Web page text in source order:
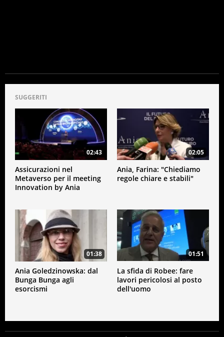
SUGGERITI
02:43
Assicurazioni nel
Metaverso per il meeting
Innovation by Ania
02:05
Ania, Farina: "Chiediamo
regole chiare e stabili"
01:38
Ania Goledzinowska: dal
Bunga Bunga agli
esorcismi
01:51
La sfida di Robee: fare
lavori pericolosi al posto
dell'uomo